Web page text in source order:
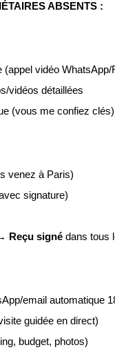
ABSENTS :
(appel vidéo
vidéos détaillées
(vous me confiez clés)
venez à Paris)
signature)
Reçu signé dans tous
email automatique
guidée en direct)
budget, photos)